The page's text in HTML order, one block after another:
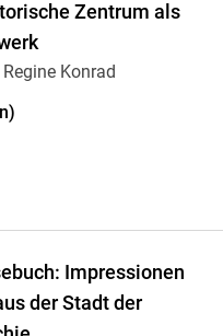
Zentrum als
Konrad
Impressionen
der Stadt der